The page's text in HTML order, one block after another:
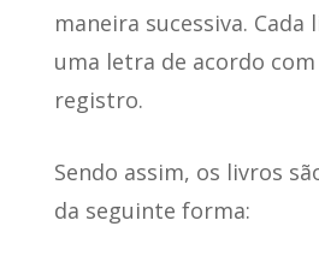
maneira sucessiva. Cada
uma letra de acordo
registro.
Sendo assim, os livros
da seguinte forma: